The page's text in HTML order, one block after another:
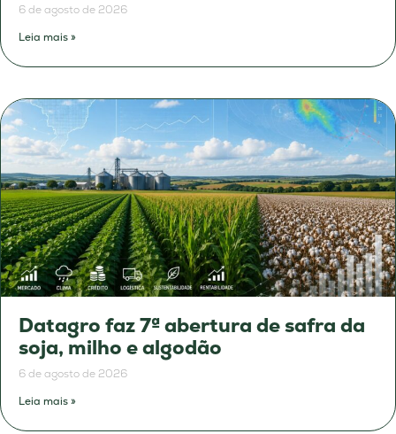
6 de agosto de 2026
Leia mais »
Datagro faz 7ª abertura de safra da
soja, milho e algodão
6 de agosto de 2026
Leia mais »